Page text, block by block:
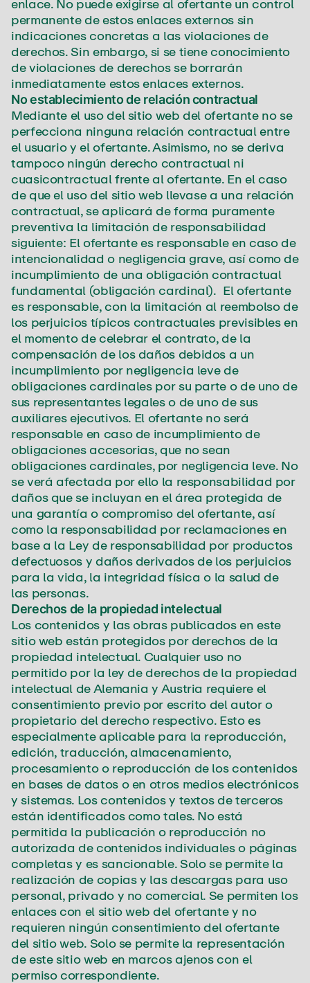
enlace. No puede exigirse al ofertante un control
permanente de estos enlaces externos sin
indicaciones concretas a las violaciones de
derechos. Sin embargo, si se tiene conocimiento
de violaciones de derechos se borrarán
inmediatamente estos enlaces externos.
No establecimiento de relación contractual
Mediante el uso del sitio web del ofertante no se
perfecciona ninguna relación contractual entre
el usuario y el ofertante. Asimismo, no se deriva
tampoco ningún derecho contractual ni
cuasicontractual frente al ofertante. En el caso
de que el uso del sitio web llevase a una relación
contractual, se aplicará de forma puramente
preventiva la limitación de responsabilidad
siguiente: El ofertante es responsable en caso de
intencionalidad o negligencia grave, así como de
incumplimiento de una obligación contractual
fundamental (obligación cardinal). El ofertante
es responsable, con la limitación al reembolso de
los perjuicios típicos contractuales previsibles en
el momento de celebrar el contrato, de la
compensación de los daños debidos a un
incumplimiento por negligencia leve de
obligaciones cardinales por su parte o de uno de
sus representantes legales o de uno de sus
auxiliares ejecutivos. El ofertante no será
responsable en caso de incumplimiento de
obligaciones accesorias, que no sean
obligaciones cardinales, por negligencia leve. No
se verá afectada por ello la responsabilidad por
daños que se incluyan en el área protegida de
una garantía o compromiso del ofertante, así
como la responsabilidad por reclamaciones en
base a la Ley de responsabilidad por productos
defectuosos y daños derivados de los perjuicios
para la vida, la integridad física o la salud de
las personas.
Derechos de la propiedad intelectual
Los contenidos y las obras publicados en este
sitio web están protegidos por derechos de la
propiedad intelectual. Cualquier uso no
permitido por la ley de derechos de la propiedad
intelectual de Alemania y Austria requiere el
consentimiento previo por escrito del autor o
propietario del derecho respectivo. Esto es
especialmente aplicable para la reproducción,
edición, traducción, almacenamiento,
procesamiento o reproducción de los contenidos
en bases de datos o en otros medios electrónicos
y sistemas. Los contenidos y textos de terceros
están identificados como tales. No está
permitida la publicación o reproducción no
autorizada de contenidos individuales o páginas
completas y es sancionable. Solo se permite la
realización de copias y las descargas para uso
personal, privado y no comercial. Se permiten los
enlaces con el sitio web del ofertante y no
requieren ningún consentimiento del ofertante
del sitio web. Solo se permite la representación
de este sitio web en marcos ajenos con el
permiso correspondiente.